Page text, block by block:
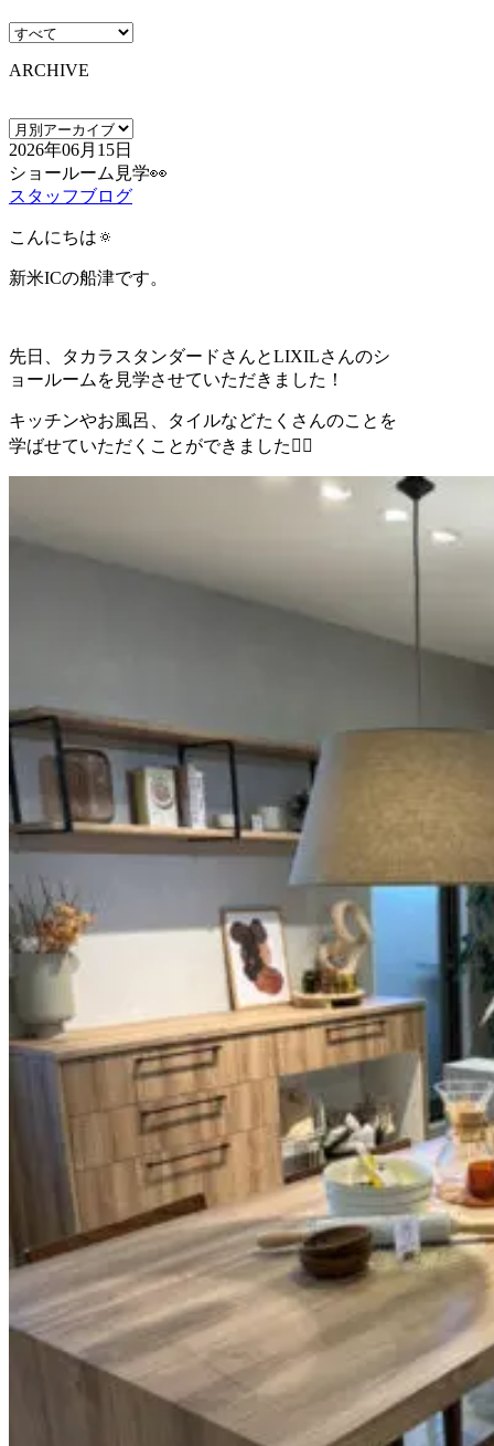
ARCHIVE
2026年06月15日
ショールーム見学👀
スタッフブログ
こんにちは🔅
新米ICの船津です。
先日、タカラスタンダードさんとLIXILさんのシ
ョールームを見学させていただきました！
キッチンやお風呂、タイルなどたくさんのことを
学ばせていただくことができました🙇‍♀️